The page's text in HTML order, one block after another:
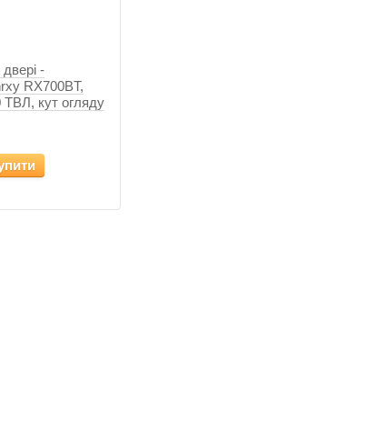
-
RX700BT,
ТВЛ, кут огляду